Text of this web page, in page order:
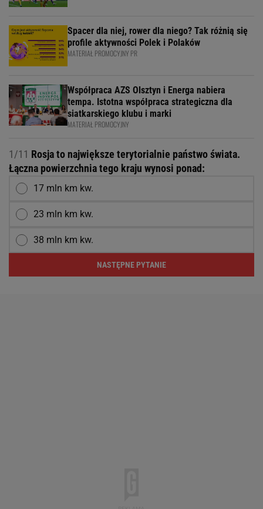
Spacer dla niej, rower dla niego? Tak różnią się
profile aktywności Polek i Polaków
MATERIAŁ PROMOCYJNY PR
Współpraca AZS Olsztyn i Energa nabiera
tempa. Istotna współpraca strategiczna dla
siatkarskiego klubu i marki
MATERIAŁ PROMOCYJNY
1/11 Rosja to największe terytorialnie państwo świata.
Łączna powierzchnia tego kraju wynosi ponad:
17 mln km kw.
23 mln km kw.
38 mln km kw.
NASTĘPNE PYTANIE